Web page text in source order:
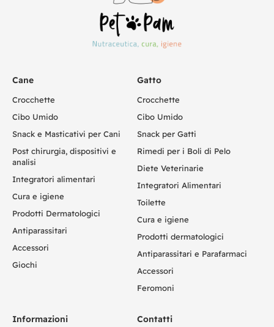
Cane
Crocchette
Cibo Umido
Snack e Masticativi per Cani
Post chirurgia, dispositivi e
analisi
Integratori alimentari
Cura e igiene
Prodotti Dermatologici
Antiparassitari
Accessori
Giochi
Gatto
Crocchette
Cibo Umido
Snack per Gatti
Rimedi per i Boli di Pelo
Diete Veterinarie
Integratori Alimentari
Toilette
Cura e igiene
Prodotti dermatologici
Antiparassitari e Parafarmaci
Accessori
Feromoni
Informazioni Contatti